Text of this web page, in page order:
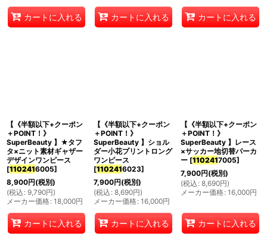
カートに入れる カートに入れる カートに入れる
【《半額以下+クーポン
＋POINT！》
SuperBeauty 】★タフ
タ×ニット素材ギャザー
デザインワンピース
[1102416005]
8,900円(税別)
(税込 : 9,790円)
メーカー価格: 18,000円
カートに入れる
【《半額以下+クーポン
＋POINT！》
SuperBeauty 】ショル
ダー小花プリントロング
ワンピース
[1102416023]
7,900円(税別)
(税込 : 8,690円)
メーカー価格: 16,000円
カートに入れる
【《半額以下+クーポン
＋POINT！》
SuperBeauty 】レース
×サッカー地切替パーカ
ー [1102417005]
7,900円(税別)
(税込 : 8,690円)
メーカー価格: 16,000円
カートに入れる